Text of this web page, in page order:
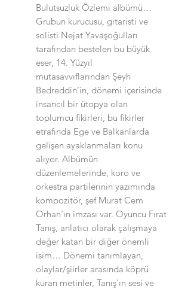
Bulutsuzluk Özlemi albümü…
Grubun kurucusu, gitaristi ve
solisti Nejat Yavaşoğulları
tarafından bestelen bu büyük
eser, 14. Yüzyıl
mutasavvıflarından Şeyh
Bedreddin’in, dönemi içerisinde
insancıl bir ütopya olan
toplumcu fikirleri, bu fikirler
etrafında Ege ve Balkanlarda
gelişen ayaklanmaları konu
alıyor. Albümün
düzenlemelerinde, koro ve
orkestra partilerinin yazımında
kompozitör, şef Murat Cem
Orhan’ın imzası var. Oyuncu Fırat
Tanış, anlatıcı olarak çalışmaya
değer katan bir diğer önemli
isim… Dönemi tanımlayan,
olaylar/şiirler arasında köprü
kuran metinler, Tanış’ın sesi ve